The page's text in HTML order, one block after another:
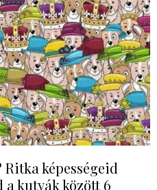
képességeid
a kutyák között 6